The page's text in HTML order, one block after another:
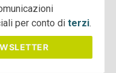
per conto diterzi.